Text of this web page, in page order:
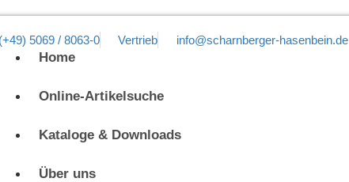
(+49) 5069 / 8063-0 Vertrieb info@scharnberger-hasenbein.de
Home
Online-Artikelsuche
Kataloge & Downloads
Über uns